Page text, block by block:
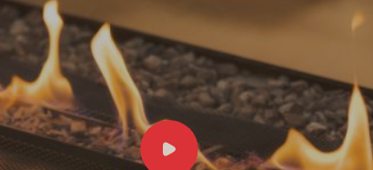
Kas tiek
Skursteņa atbilstība un